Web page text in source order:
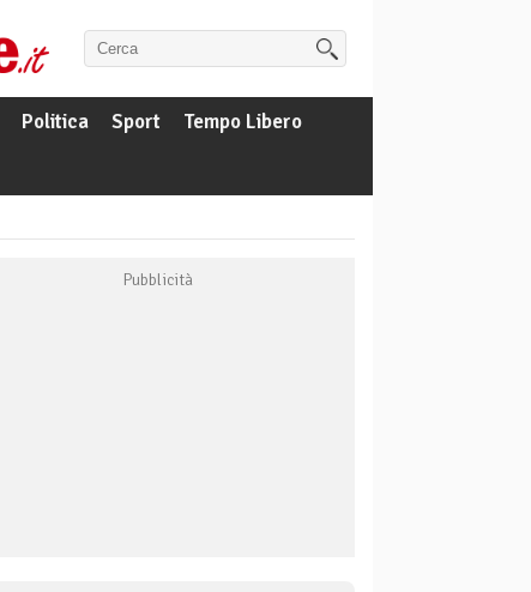
Politica Sport
Tempo Libero